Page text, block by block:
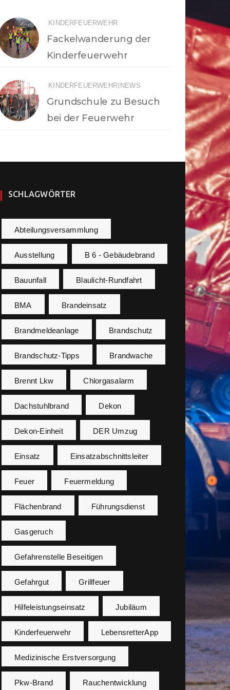
KINDERFEUERWEHR
Fackelwanderung der
Kinderfeuerwehr
KINDERFEUERWEHR| NEWS
Grundschule zu Besuch
bei der Feuerwehr
SCHLAGWÖRTER
Abteilungsversammlung
Ausstellung B 6 - Gebäudebrand
Bauunfall Blaulicht-Rundfahrt
BMA Brandeinsatz
Brandmeldeanlage Brandschutz
Brandschutz-Tipps Brandwache
Brennt Lkw Chlorgasalarm
Dachstuhlbrand Dekon
Dekon-Einheit DER Umzug
Einsatz Einsatzabschnittsleiter
Feuer Feuermeldung
Flächenbrand Führungsdienst
Gasgeruch
Gefahrenstelle Beseitigen
Gefahrgut Grillfeuer
Hilfeleistungseinsatz Jubiläum
Kinderfeuerwehr LebensretterApp
Medizinische Erstversorgung
Pkw-Brand Rauchentwicklung